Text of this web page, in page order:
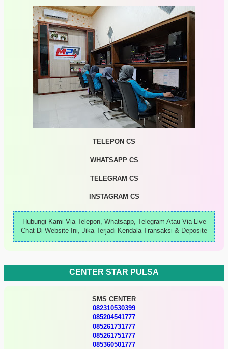
TELEPON CS
WHATSAPP CS
TELEGRAM CS
INSTAGRAM CS
Hubungi Kami Via Telepon, Whatsapp, Telegram Atau Via Live
Chat Di Website Ini, Jika Terjadi Kendala Transaksi & Deposite
CENTER STAR PULSA
SMS CENTER
082310530399
085204541777
085261731777
085261751777
085360501777